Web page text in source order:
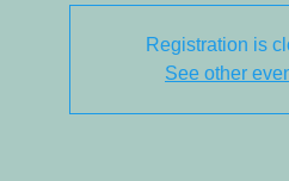
Registration is
See other